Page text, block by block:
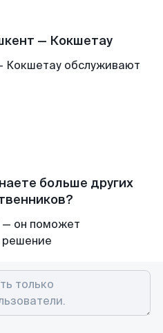
— Кокшетау
Кокшетау обслуживают
больше других
он поможет
решение